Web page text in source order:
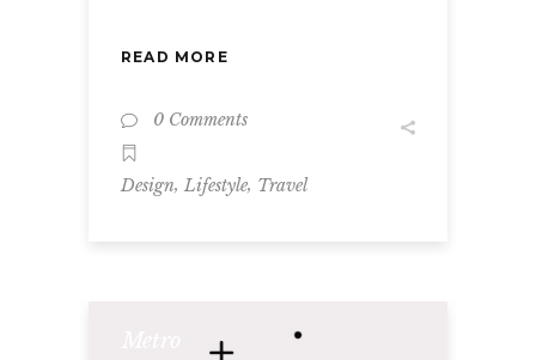
READ MORE
0 Comments
Design, Lifestyle, Travel